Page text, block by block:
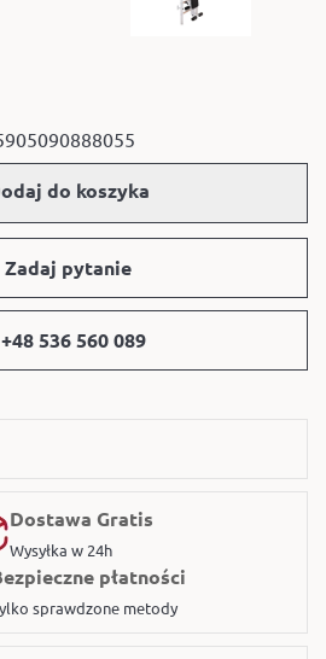
do koszyka
Zadaj pytanie
+48 536 560 089
Dostawa Gratis
Wysyłka w 24h
płatności
sprawdzone metody